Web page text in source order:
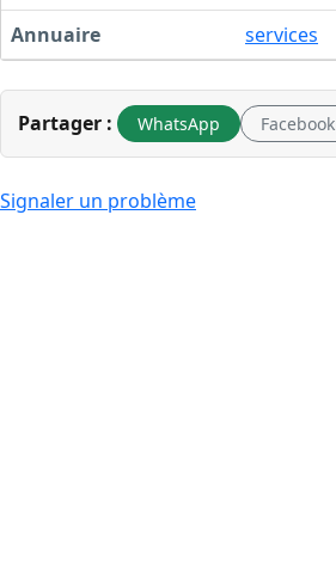
Annuaire
services
Partager : WhatsApp Facebook
Signaler un problème